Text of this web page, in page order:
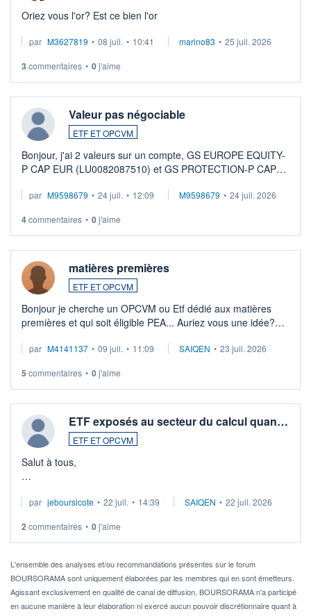
Oriez vous l'or? Est ce bien l'or
par M3627819 • 08 juil. • 10:41 marino83 • 25 juil. 2026
3 commentaires • 0j'aime
Valeur pas négociable
ETF ET OPCVM
Bonjour, j'ai 2 valeurs sur un compte, GS EUROPE EQUITY-
P CAP EUR (LU0082087510) et GS PROTECTION-P CAP
veux procéder à la vente, on me signale ...
par M9598679 • 24 juil. • 12:09 M9598679 • 24 juil. 2026
4commentaires • 0j'aime
matières premières
ETF ET OPCVM
Bonjour je cherche un OPCVM ou Etf dédié aux matières
premières et qui soit éligible PEA... Auriez vous une idée?
par M4141137 • 09 juil. • 11:09 SAIQEN • 23 juil. 2026
5 commentaires • 0j'aime
ETF exposés au secteur du calcul quan…
ETF ET OPCVM
Salut à tous,
via un ETF plutôt que des actions individuelles.
Idéalement, je voudrais qu'il soit éligible au PEA.
Pour l' ...
par jeboursicote • 22 juil. • 14:39 SAIQEN • 22 juil. 2026
2 commentaires • 0j'aime
L'ensemble des analyses et/ou recommandations présentes sur le forum
BOURSORAMA sont uniquement élaborées par les membres qui en sont émetteurs.
Agissant exclusivement en qualité de canal de diffusion, BOURSORAMA n'a participé
en aucune manière à leur élaboration ni exercé aucun pouvoir discrétionnaire quant à